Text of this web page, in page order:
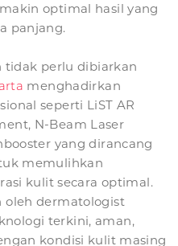
optimal hasil yang
panjang.
tidak perlu dibiarkan
menghadirkan
seperti LiST AR
N-Beam Laser
yang dirancang
memulihkan
kulit secara optimal.
oleh dermatologist
terkini, aman,
kondisi kulit masing